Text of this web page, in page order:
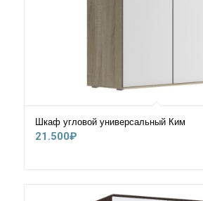
Шкаф угловой универсальный Ким
21.500₽